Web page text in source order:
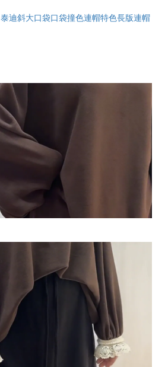
泰迪斜大口袋口袋撞色連帽特色長版連帽